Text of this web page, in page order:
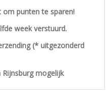
punten te sparen!
week verstuurd.
(* uitgezonderd
mogelijk